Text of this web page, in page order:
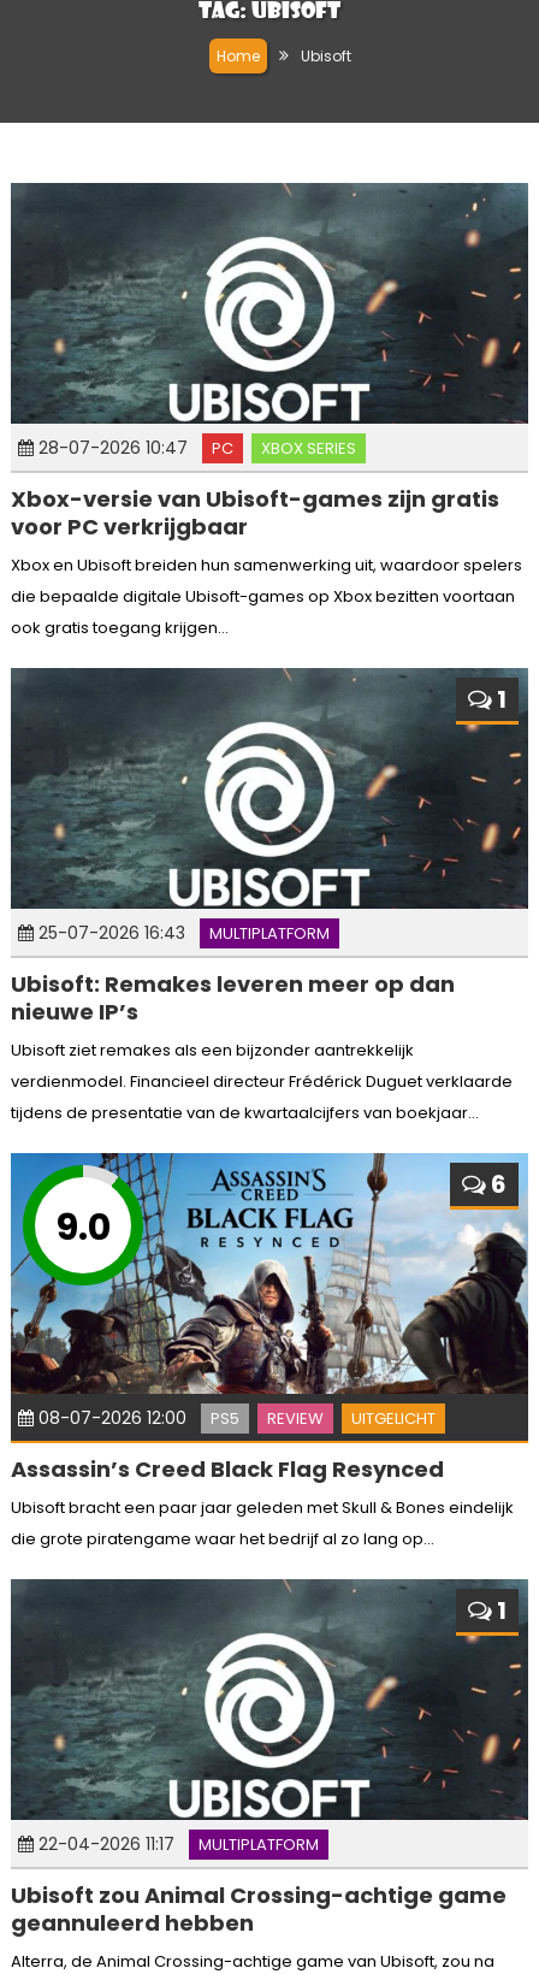
Tag: Ubisoft
Home Ubisoft
28-07-2026 10:47 PC XBOX SERIES
Xbox-versie van Ubisoft-games zijn gratis
voor PC verkrijgbaar
Xbox en Ubisoft breiden hun samenwerking uit, waardoor spelers
die bepaalde digitale Ubisoft-games op Xbox bezitten voortaan
ook gratis toegang krijgen...
1
25-07-2026 16:43 MULTIPLATFORM
Ubisoft: Remakes leveren meer op dan
nieuwe IP’s
Ubisoft ziet remakes als een bijzonder aantrekkelijk
verdienmodel. Financieel directeur Frédérick Duguet verklaarde
tijdens de presentatie van de kwartaalcijfers van boekjaar...
9.0
6
08-07-2026 12:00 PS5 REVIEW UITGELICHT
Assassin’s Creed Black Flag Resynced
Ubisoft bracht een paar jaar geleden met Skull & Bones eindelijk
die grote piratengame waar het bedrijf al zo lang op...
1
22-04-2026 11:17 MULTIPLATFORM
Ubisoft zou Animal Crossing-achtige game
geannuleerd hebben
Alterra, de Animal Crossing-achtige game van Ubisoft, zou na